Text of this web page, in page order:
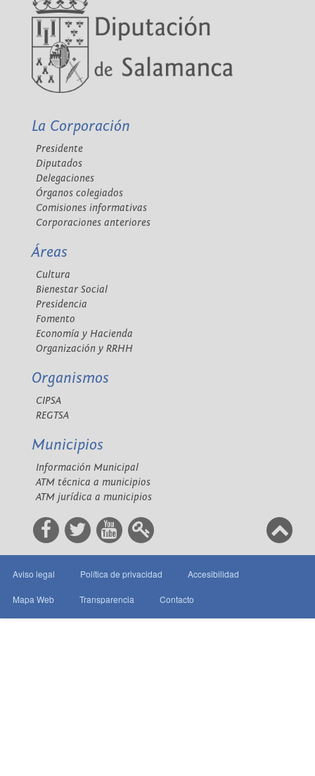
La Corporación
Presidente
Diputados
Delegaciones
Órganos colegiados
Comisiones informativas
Corporaciones anteriores
Áreas
Cultura
Bienestar Social
Presidencia
Fomento
Economía y Hacienda
Organización y RRHH
Organismos
CIPSA
REGTSA
Municipios
Información Municipal
ATM técnica a municipios
ATM jurídica a municipios
Aviso legal Política de privacidad Accesibilidad
Mapa Web Transparencia Contacto